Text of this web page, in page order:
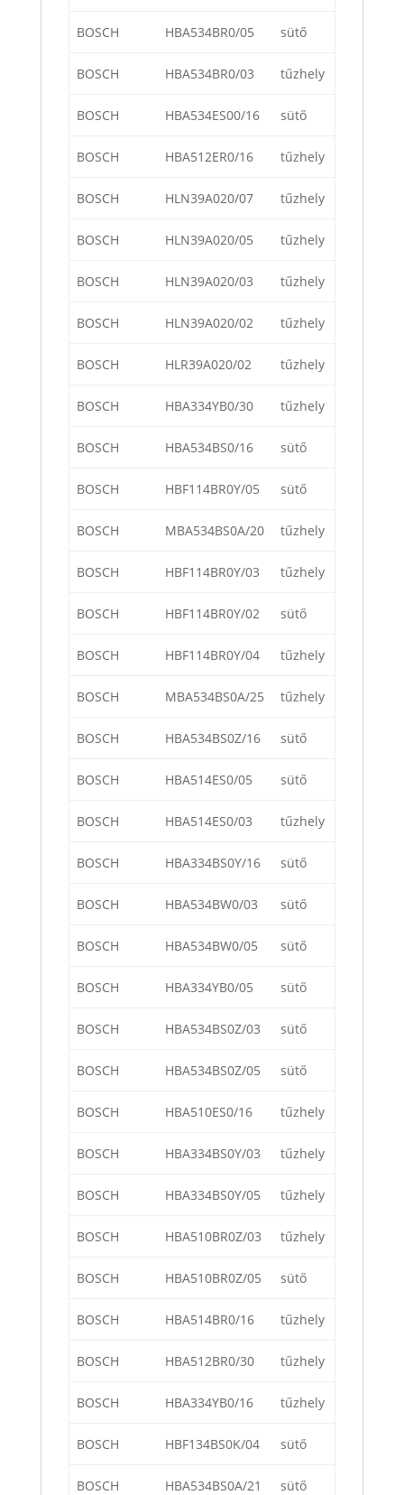
BOSCH HBA534BR0/05 sütő
BOSCH HBA534BR0/03 tűzhely
BOSCH HBA534ES00/16 sütő
BOSCH HBA512ER0/16 tűzhely
BOSCH HLN39A020/07 tűzhely
BOSCH HLN39A020/05 tűzhely
BOSCH HLN39A020/03 tűzhely
BOSCH HLN39A020/02 tűzhely
BOSCH HLR39A020/02 tűzhely
BOSCH HBA334YB0/30 tűzhely
BOSCH HBA534BS0/16 sütő
BOSCH HBF114BR0Y/05 sütő
BOSCH MBA534BS0A/20 tűzhely
BOSCH HBF114BR0Y/03 tűzhely
BOSCH HBF114BR0Y/02 sütő
BOSCH HBF114BR0Y/04 tűzhely
BOSCH MBA534BS0A/25 tűzhely
BOSCH HBA534BS0Z/16 sütő
BOSCH HBA514ES0/05 sütő
BOSCH HBA514ES0/03 tűzhely
BOSCH HBA334BS0Y/16 sütő
BOSCH HBA534BW0/03 sütő
BOSCH HBA534BW0/05 sütő
BOSCH HBA334YB0/05 sütő
BOSCH HBA534BS0Z/03 sütő
BOSCH HBA534BS0Z/05 sütő
BOSCH HBA510ES0/16 tűzhely
BOSCH HBA334BS0Y/03 tűzhely
BOSCH HBA334BS0Y/05 tűzhely
BOSCH HBA510BR0Z/03 tűzhely
BOSCH HBA510BR0Z/05 sütő
BOSCH HBA514BR0/16 tűzhely
BOSCH HBA512BR0/30 tűzhely
BOSCH HBA334YB0/16 tűzhely
BOSCH HBF134BS0K/04 sütő
BOSCH HBA534BS0A/21 sütő